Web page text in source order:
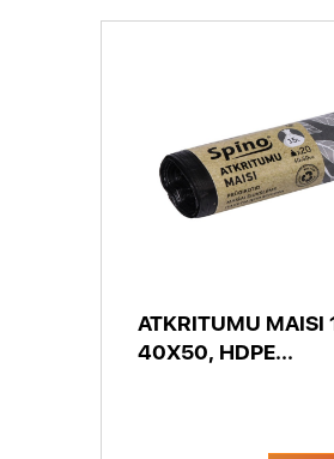
ATKRITUMU MAISI
40X50, HDPE...